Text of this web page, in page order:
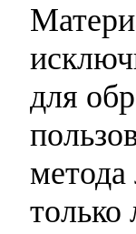
для
метода
только